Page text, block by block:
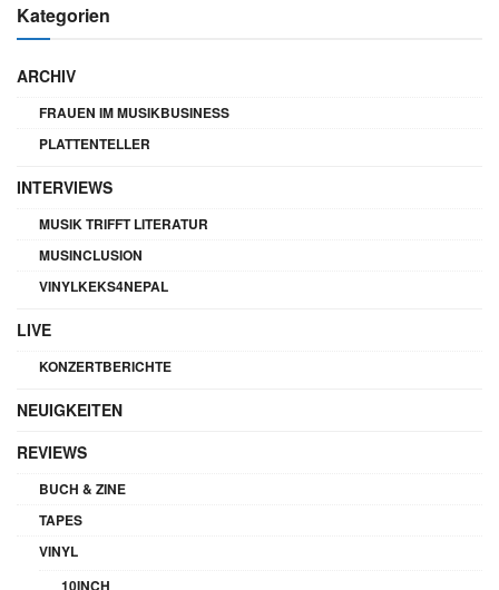
Kategorien
ARCHIV
FRAUEN IM MUSIKBUSINESS
PLATTENTELLER
INTERVIEWS
MUSIK TRIFFT LITERATUR
MUSINCLUSION
VINYLKEKS4NEPAL
LIVE
KONZERTBERICHTE
NEUIGKEITEN
REVIEWS
BUCH & ZINE
TAPES
VINYL
10INCH